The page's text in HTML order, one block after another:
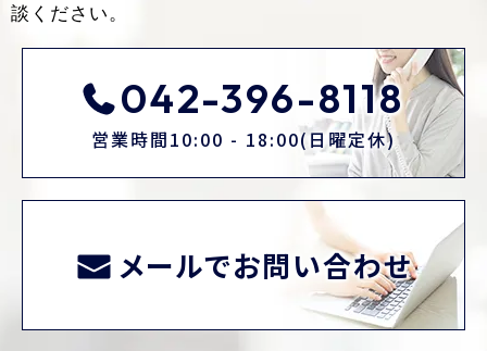
談ください。
042-396-8118
営業時間10:00 - 18:00(日曜定休)
メールでお問い合わせ